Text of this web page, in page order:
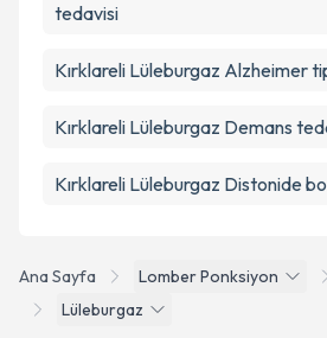
Ana Sayfa Lomber Ponksiyon
Lüleburgaz
tedavisi
Kırklareli Lüleburgaz Alzheimer
Kırklareli Lüleburgaz Demans
Kırklareli Lüleburgaz Distonide